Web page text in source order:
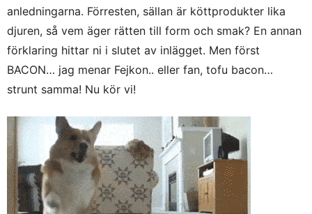
anledningarna. Förresten, sällan är köttprodukter lika
djuren, så vem äger rätten till form och smak? En annan
förklaring hittar ni i slutet av inlägget. Men först
BACON… jag menar Fejkon.. eller fan, tofu bacon…
strunt samma! Nu kör vi!